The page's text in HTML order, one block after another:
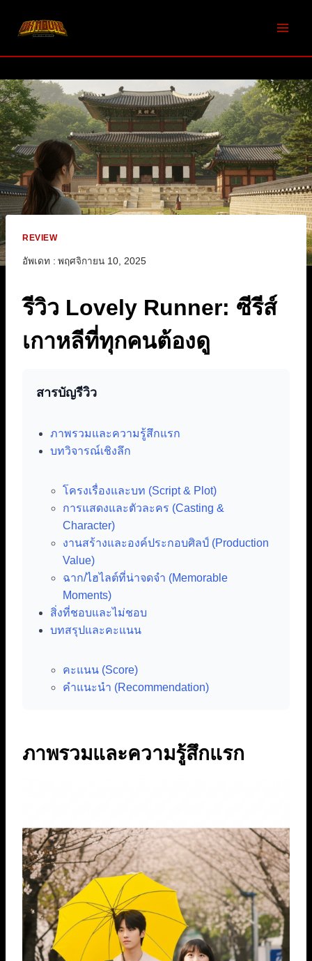
REVIEW
อัพเดท : พฤศจิกายน 10, 2025
รีวิว Lovely Runner: ซีรีส์
เกาหลีที่ทุกคนต้องดู
สารบัญรีวิว
ภาพรวมและความรู้สึกแรก
บทวิจารณ์เชิงลึก
โครงเรื่องและบท (Script & Plot)
การแสดงและตัวละคร (Casting &
Character)
งานสร้างและองค์ประกอบศิลป์ (Production
Value)
ฉาก/ไฮไลต์ที่น่าจดจำ (Memorable
Moments)
สิ่งที่ชอบและไม่ชอบ
บทสรุปและคะแนน
คะแนน (Score)
คำแนะนำ (Recommendation)
ภาพรวมและความรู้สึกแรก